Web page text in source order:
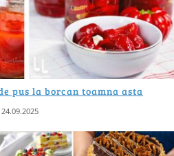
pus la borcan toamna asta
24.09.2025